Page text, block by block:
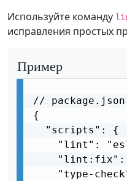
Используйте команду
исправления простых
Пример
// package.json
{
  "scripts": {
"lint":
"type-